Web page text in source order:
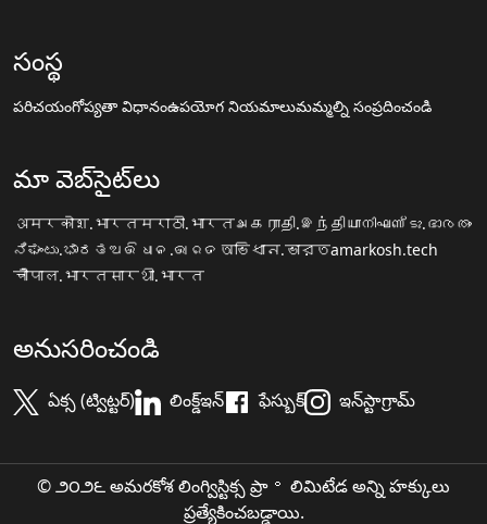
సంస్థ
పరిచయంగోప్యతా విధానంఉపయోగ నియమాలుమమ్మల్ని సంప్రదించండి
మా వెబ్‌సైట్‌లు
अमरकोश.भारतमराठी.भारतஅகராதி.இந்தியாനിഘണ്ടു.ഭാരതം
ನಿಘಂಟು.ಭಾರತ ଅଭିଧାନ.ଭାରତ অভিধান.ভারতamarkosh.tech
चौपाल.भारतसारथी.भारत
అనుసరించండి
ఏక్స (ట్విట్టర్) లింక్డ్ఇన్ ఫేస్బుక్ ఇన్‌స్టాగ్రామ్
© ౨౦౨౬ అమరకోశ లింగ్విస్టిక్స ప్రా॰ లిమిటేడ అన్ని హక్కులు
ప్రత్యేకించబడ్డాయి.